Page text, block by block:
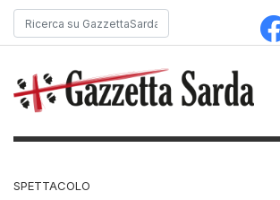
SPETTACOLO